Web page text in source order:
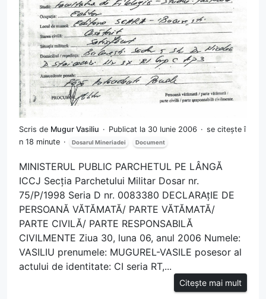
Scris de Mugur Vasiliu Publicat la 30 Iunie 2006
se citește î
n 18 minute
Dosarul Mineriadei Document
MINISTERUL PUBLIC PARCHETUL PE LÂNGĂ
ICCJ Secția Parchetului Militar Dosar nr.
75/P/1998 Seria D nr. 0083380 DECLARAțIE DE
PERSOANĂ VĂTĂMATĂ/ PARTE VĂTĂMATĂ/
PARTE CIVILĂ/ PARTE RESPONSABILĂ
CIVILMENTE Ziua 30, luna 06, anul 2006 Numele:
VASILIU prenumele: MUGUREL-VASILE posesor al
actului de identitate: CI seria RT,...
Citește mai mult